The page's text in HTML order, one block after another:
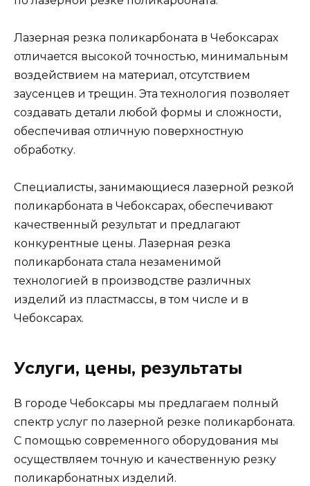
Лазерная резка поликарбоната в Чебоксарах
отличается высокой точностью, минимальным
воздействием на материал, отсутствием
заусенцев и трещин. Эта технология позволяет
создавать детали любой формы и сложности,
обеспечивая отличную поверхностную
обработку.
Специалисты, занимающиеся лазерной резкой
поликарбоната в Чебоксарах, обеспечивают
качественный результат и предлагают
конкурентные цены. Лазерная резка
поликарбоната стала незаменимой
технологией в производстве различных
изделий из пластмассы, в том числе и в
Чебоксарах.
Услуги, цены, результаты
В городе Чебоксары мы предлагаем полный
спектр услуг по лазерной резке поликарбоната.
С помощью современного оборудования мы
осуществляем точную и качественную резку
поликарбонатных изделий.